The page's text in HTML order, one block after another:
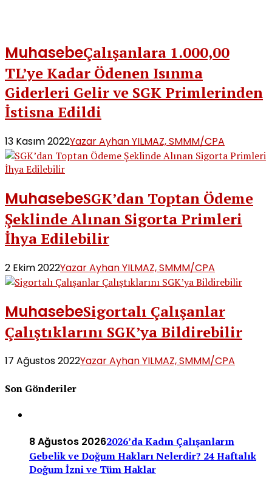
MuhasebeÇalışanlara 1.000,00
TL’ye Kadar Ödenen Isınma
Giderleri Gelir ve SGK Primlerinden
İstisna Edildi
13 Kasım 2022Yazar Ayhan YILMAZ, SMMM/CPA
MuhasebeSGK’dan Toptan Ödeme
Şeklinde Alınan Sigorta Primleri
İhya Edilebilir
2 Ekim 2022Yazar Ayhan YILMAZ, SMMM/CPA
MuhasebeSigortalı Çalışanlar
Çalıştıklarını SGK’ya Bildirebilir
17 Ağustos 2022Yazar Ayhan YILMAZ, SMMM/CPA
Son Gönderiler
8 Ağustos 20262026’da Kadın Çalışanların
Gebelik ve Doğum Hakları Nelerdir? 24 Haftalık
Doğum İzni ve Tüm Haklar